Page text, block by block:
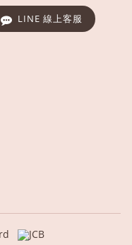
LINE 線上客服